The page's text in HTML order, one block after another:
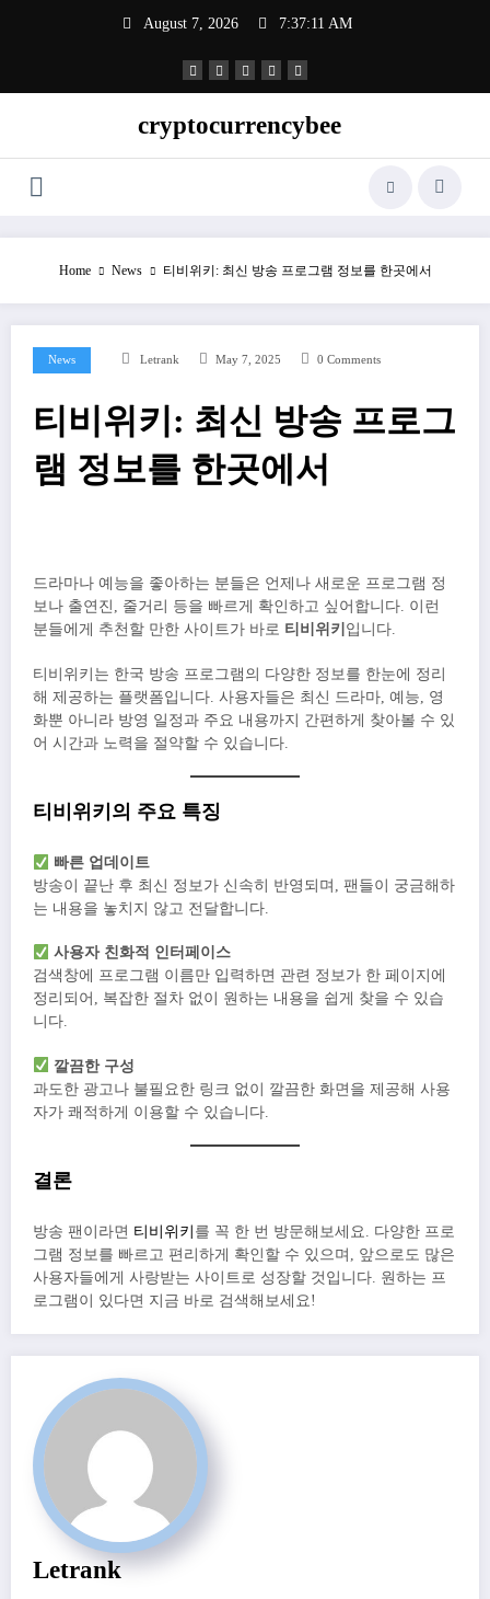
August 7, 2026 7:37:11 AM
cryptocurrencybee
Home News 티비위키: 최신 방송 프로그램 정보를 한곳에서
News Letrank May 7, 2025 0 Comments
티비위키: 최신 방송 프로그
램 정보를 한곳에서
드라마나 예능을 좋아하는 분들은 언제나 새로운 프로그램 정
보나 출연진, 줄거리 등을 빠르게 확인하고 싶어합니다. 이런
분들에게 추천할 만한 사이트가 바로 티비위키 입니다.
티비위키는 한국 방송 프로그램의 다양한 정보를 한눈에 정리
해 제공하는 플랫폼입니다. 사용자들은 최신 드라마, 예능, 영
화뿐 아니라 방영 일정과 주요 내용까지 간편하게 찾아볼 수 있
어 시간과 노력을 절약할 수 있습니다.
티비위키의 주요 특징
빠른 업데이트
방송이 끝난 후 최신 정보가 신속히 반영되며, 팬들이 궁금해하
는 내용을 놓치지 않고 전달합니다.
사용자 친화적 인터페이스
검색창에 프로그램 이름만 입력하면 관련 정보가 한 페이지에
정리되어, 복잡한 절차 없이 원하는 내용을 쉽게 찾을 수 있습
니다.
깔끔한 구성
과도한 광고나 불필요한 링크 없이 깔끔한 화면을 제공해 사용
자가 쾌적하게 이용할 수 있습니다.
결론
방송 팬이라면 티비위키 를 꼭 한 번 방문해보세요. 다양한 프로
그램 정보를 빠르고 편리하게 확인할 수 있으며, 앞으로도 많은
사용자들에게 사랑받는 사이트로 성장할 것입니다. 원하는 프
로그램이 있다면 지금 바로 검색해보세요!
Letrank